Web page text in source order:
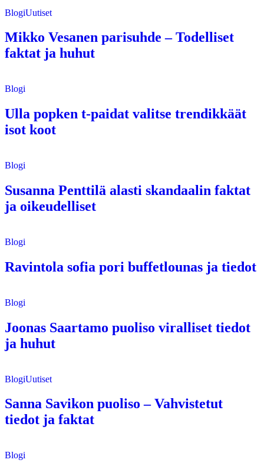
BlogiUutiset
Mikko Vesanen parisuhde – Todelliset
faktat ja huhut
Blogi
Ulla popken t-paidat valitse trendikkäät
isot koot
Blogi
Susanna Penttilä alasti skandaalin faktat
ja oikeudelliset
Blogi
Ravintola sofia pori buffetlounas ja tiedot
Blogi
Joonas Saartamo puoliso viralliset tiedot
ja huhut
BlogiUutiset
Sanna Savikon puoliso – Vahvistetut
tiedot ja faktat
Blogi